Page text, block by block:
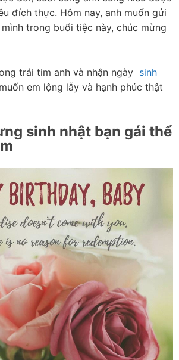
đích thực. Hôm nay, anh muốn gửi
trái tim anh và nhận ngày sinh
em lộng lẫy và hạnh phúc thật
sinh nhật bạn gái thể